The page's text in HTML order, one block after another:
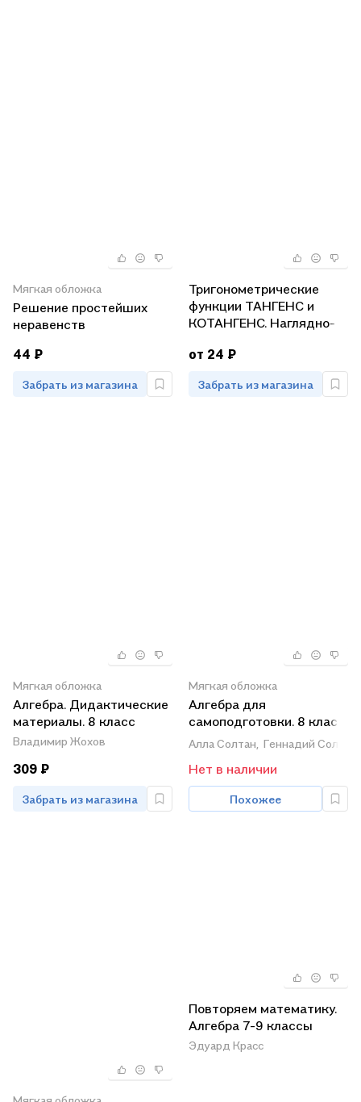
Мягкая обложка
Решение простейших
неравенств
44 ₽
Забрать из магазина
Тригонометрические
функции ТАНГЕНС и
КОТАНГЕНС. Наглядно-
от 24 ₽
Забрать из магазина
Мягкая обложка
Алгебра. Дидактические
материалы. 8 класс
Владимир Жохов
309 ₽
Забрать из магазина
Мягкая обложка
Алгебра для
самоподготовки. 8 класс.
Пособие для учащихся
среднего образования
Алла Солтан, Геннадий Солтан
Нет в наличии
Похожее
Повторяем математику.
Алгебра 7-9 классы
Эдуард Красс